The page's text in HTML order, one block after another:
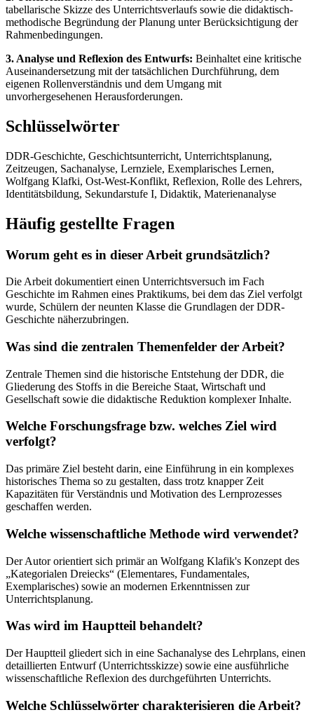
tabellarische Skizze des Unterrichtsverlaufs sowie die didaktisch-
methodische Begründung der Planung unter Berücksichtigung der
Rahmenbedingungen.
3. Analyse und Reflexion des Entwurfs: Beinhaltet eine kritische
Auseinandersetzung mit der tatsächlichen Durchführung, dem
eigenen Rollenverständnis und dem Umgang mit
unvorhergesehenen Herausforderungen.
Schlüsselwörter
DDR-Geschichte, Geschichtsunterricht, Unterrichtsplanung,
Zeitzeugen, Sachanalyse, Lernziele, Exemplarisches Lernen,
Wolfgang Klafki, Ost-West-Konflikt, Reflexion, Rolle des Lehrers,
Identitätsbildung, Sekundarstufe I, Didaktik, Materienanalyse
Häufig gestellte Fragen
Worum geht es in dieser Arbeit grundsätzlich?
Die Arbeit dokumentiert einen Unterrichtsversuch im Fach
Geschichte im Rahmen eines Praktikums, bei dem das Ziel verfolgt
wurde, Schülern der neunten Klasse die Grundlagen der DDR-
Geschichte näherzubringen.
Was sind die zentralen Themenfelder der Arbeit?
Zentrale Themen sind die historische Entstehung der DDR, die
Gliederung des Stoffs in die Bereiche Staat, Wirtschaft und
Gesellschaft sowie die didaktische Reduktion komplexer Inhalte.
Welche Forschungsfrage bzw. welches Ziel wird
verfolgt?
Das primäre Ziel besteht darin, eine Einführung in ein komplexes
historisches Thema so zu gestalten, dass trotz knapper Zeit
Kapazitäten für Verständnis und Motivation des Lernprozesses
geschaffen werden.
Welche wissenschaftliche Methode wird verwendet?
Der Autor orientiert sich primär an Wolfgang Klafik's Konzept des
„Kategorialen Dreiecks“ (Elementares, Fundamentales,
Exemplarisches) sowie an modernen Erkenntnissen zur
Unterrichtsplanung.
Was wird im Hauptteil behandelt?
Der Hauptteil gliedert sich in eine Sachanalyse des Lehrplans, einen
detaillierten Entwurf (Unterrichtsskizze) sowie eine ausführliche
wissenschaftliche Reflexion des durchgeführten Unterrichts.
Welche Schlüsselwörter charakterisieren die Arbeit?